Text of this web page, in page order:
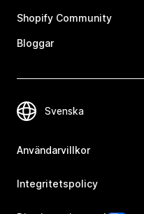
Shopify Community
Bloggar
Användarvillkor
Integritetspolicy